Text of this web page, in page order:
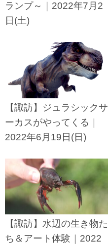
ランプ～｜2022年7月2
日(土)
【諏訪】ジュラシックサ
ーカスがやってくる｜
2022年6月19日(日)
【諏訪】水辺の生き物た
ち＆アート体験｜2022